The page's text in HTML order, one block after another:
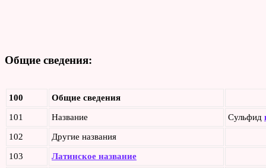
Общие сведения:
100 Общие сведения
101 Название Сульфид
102 Другие названия
103 Латинское название